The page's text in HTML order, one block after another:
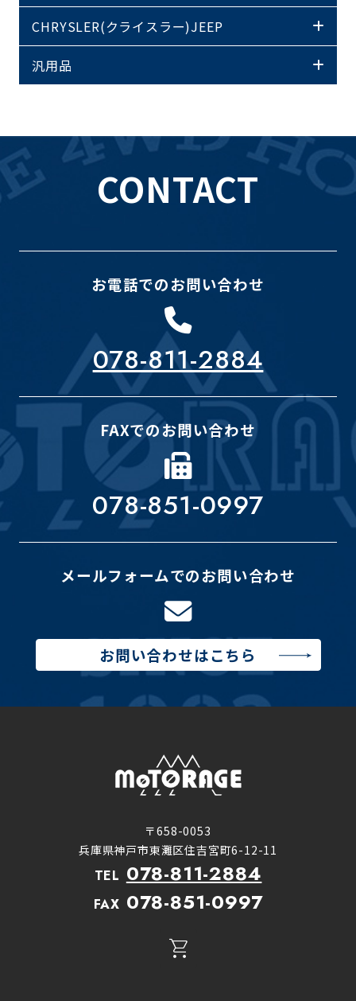
CHRYSLER(クライスラー)JEEP
汎用品
CONTACT
お電話でのお問い合わせ
078-811-2884
FAXでのお問い合わせ
078-851-0997
メールフォームでのお問い合わせ
お問い合わせはこちら
〒658-0053
兵庫県神戸市東灘区住吉宮町6-12-11
TEL 078-811-2884
FAX 078-851-0997